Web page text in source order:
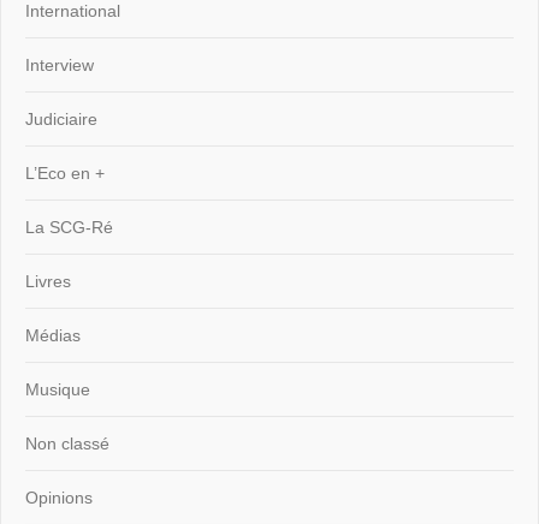
International
Interview
Judiciaire
L’Eco en +
La SCG-Ré
Livres
Médias
Musique
Non classé
Opinions